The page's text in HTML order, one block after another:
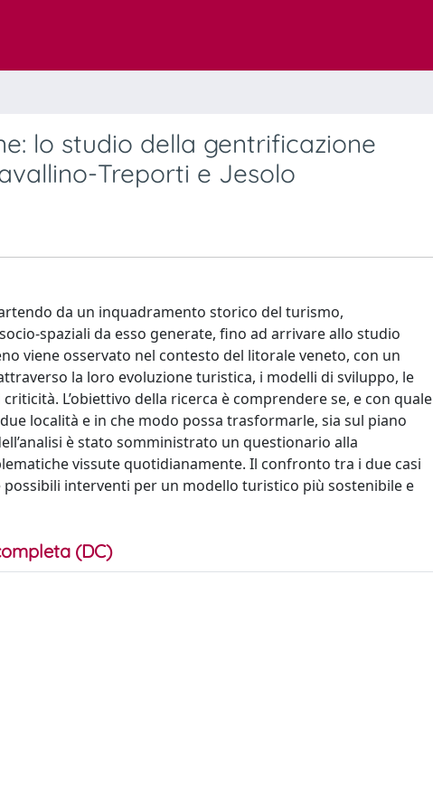
lo studio della gentrificazione
Treporti e Jesolo
da un inquadramento storico del turismo,
spaziali da esso generate, fino ad arrivare allo studio
viene osservato nel contesto del litorale veneto, con un
la loro evoluzione turistica, i modelli di sviluppo, le
L’obiettivo della ricerca è comprendere se, e con quale
località e in che modo possa trasformarle, sia sul piano
è stato somministrato un questionario alla
vissute quotidianamente. Il confronto tra i due casi
interventi per un modello turistico più sostenibile e
(DC)